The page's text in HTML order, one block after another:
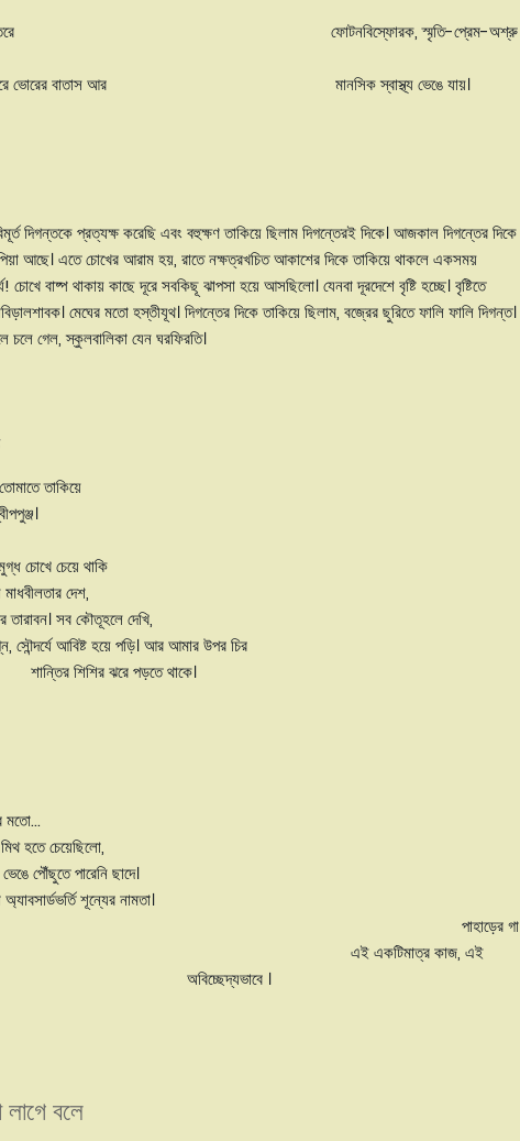
শূন্যতার অভ্যন্তরে ফোটনবিস্ফোরক, স্মৃতি-প্রেম-অশ্রু
ভারী করে ভোরের বাতাস আর মানসিক স্বাস্থ্য ভেঙে যায়।
দিগন্তকে প্রত্যক্ষ করেছি এবং বহুক্ষণ তাকিয়ে ছিলাম দিগন্তেরই দিকে। আজকাল দিগন্তের দিকে
আছে। এতে চোখের আরাম হয়, রাতে নক্ষত্রখচিত আকাশের দিকে তাকিয়ে থাকলে একসময়
বাষ্প থাকায় কাছে দূরে সবকিছূ ঝাপসা হয়ে আসছিলো। যেনবা দূরদেশে বৃষ্টি হচ্ছে। বৃষ্টিতে
মেঘের মতো হস্তীযূথ। দিগন্তের দিকে তাকিয়ে ছিলাম, বজ্রের ছুরিতে ফালি ফালি দিগন্ত।
চলে গেল, স্কুলবালিকা যেন ঘরফিরতি।
যাওয়া নাবিকের মতো তোমাতে তাকিয়ে
পড়া হে কাঁচ, হে স্ফটিক,
চেয়ে থাকি
দেশ,
বিশ্বব্রহ্মান্ডের তারাবন। সব কৌতূহলে দেখি,
আবিষ্ট হয়ে পড়ি। আর আমার উপর চির
পড়তে থাকে।
শুরু হচ্ছে আর দশটা দিনের মতো...
লোকটা মিথ হতে চেয়েছিলো,
ভেঙে পৌঁছুতে পারেনি ছাদে।
শিখতে দেয়া হলো অ্যাবসার্ডভর্তি শূন্যের নামতা।
শুরু করেছে সমতলে। পাহাড়ের গা
মনোটোনাস সন্ধ্যা। এই একটিমাত্র কাজ, এই
জড়িত, অবিচ্ছেদ্যভাবে ।
বলে